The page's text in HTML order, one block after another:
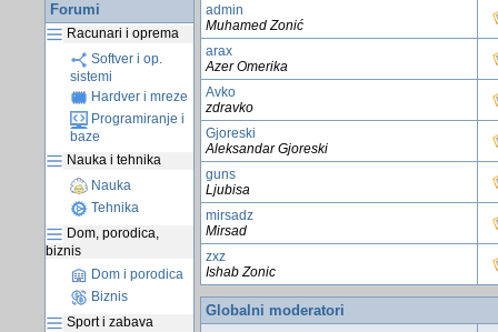
Forumi
Racunari i oprema
Softver i op.
sistemi
Hardver i mreze
Programiranje i
baze
Nauka i tehnika
Nauka
Tehnika
Dom, porodica,
biznis
Dom i porodica
Biznis
Sport i zabava
admin
Muhamed Zonić
arax
Azer Omerika
Avko
zdravko
Gjoreski
Aleksandar Gjoreski
guns
Ljubisa
mirsadz
Mirsad
zxz
Ishab Zonic
Globalni moderatori